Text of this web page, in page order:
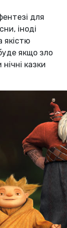
для
іноді
якістю
якщо зло
казки